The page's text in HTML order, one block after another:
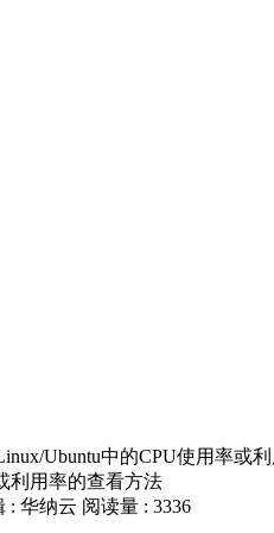
Ubuntu中的CPU使用率或
利用率的查看方法
: 华纳云 阅读量 : 3336